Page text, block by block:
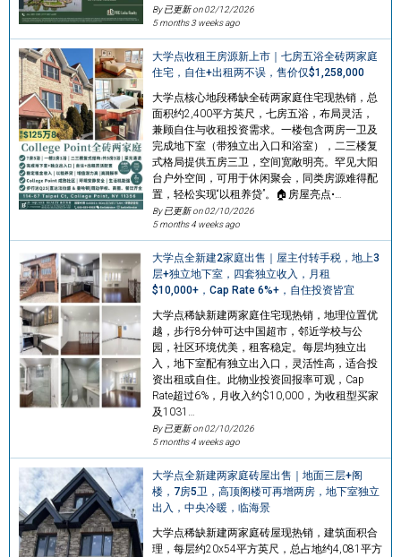
By 已更新 on02/12/2026
5 months 3 weeks ago
大学点收租王房源新上市｜七房五浴全砖两家庭
住宅，自住+出租两不误，售价仅$1,258,000
大学点核心地段稀缺全砖两家庭住宅现热销，总
面积约2,400平方英尺，七房五浴，布局灵活，
兼顾自住与收租投资需求。一楼包含两房一卫及
完成地下室（带独立出入口和浴室），二三楼复
式格局提供五房三卫，空间宽敞明亮。罕见大阳
台户外空间，可用于休闲聚会，同类房源难得配
置，轻松实现“以租养贷”。🏠房屋亮点•…
By 已更新 on02/10/2026
5 months 4 weeks ago
大学点全新建2家庭出售｜屋主付转手税，地上3
层+独立地下室，四套独立收入，月租
$10,000+，Cap Rate 6%+，自住投资皆宜
大学点稀缺新建两家庭住宅现热销，地理位置优
越，步行8分钟可达中国超市，邻近学校与公
园，社区环境优美，租客稳定。每层均独立出
入，地下室配有独立出入口，灵活性高，适合投
资出租或自住。此物业投资回报率可观，Cap
Rate超过6%，月收入约$10,000，为收租型买家
及1031…
By 已更新 on02/10/2026
5 months 4 weeks ago
大学点全新建两家庭砖屋出售｜地面三层+阁
楼，7房5卫，高顶阁楼可再增两房，地下室独立
出入，中央冷暖，临海景
大学点稀缺新建两家庭砖屋现热销，建筑面积合
理，每层约20x54平方英尺，总占地约4,081平方